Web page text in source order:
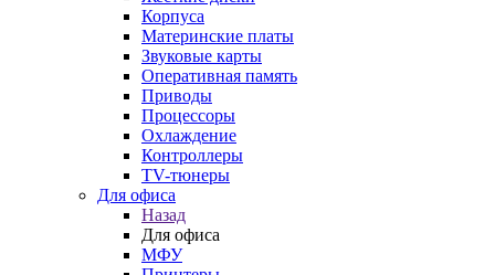
Корпуса
Материнские платы
Звуковые карты
Оперативная память
Приводы
Процессоры
Охлаждение
Контроллеры
TV-тюнеры
Для офиса
Назад
Для офиса
МФУ